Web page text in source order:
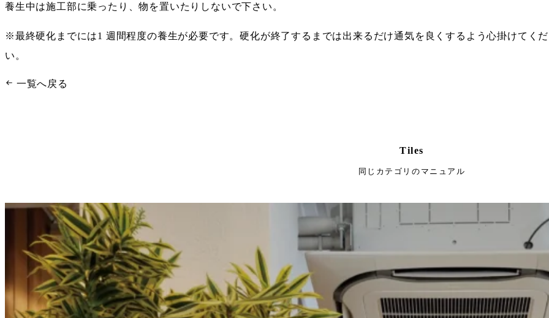
養生中は施工部に乗ったり、物を置いたりしないで下さい。
※最終硬化までには1 週間程度の養生が必要です。硬化が終了するまでは出来るだけ通気を良くするよう心掛けてく
い。
一覧へ戻る
Tiles
同じカテゴリのマニュアル